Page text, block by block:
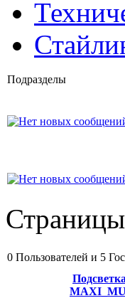
Подразделы
0 Пользователей и 5